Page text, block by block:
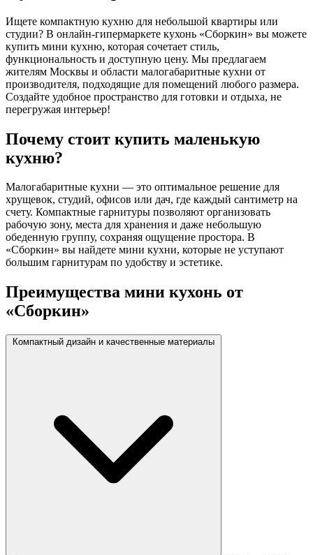
Ищете компактную кухню для небольшой квартиры или
студии? В онлайн-гипермаркете кухонь «Сборкин» вы можете
купить мини кухню, которая сочетает стиль,
функциональность и доступную цену. Мы предлагаем
жителям Москвы и области малогабаритные кухни от
производителя, подходящие для помещений любого размера.
Создайте удобное пространство для готовки и отдыха, не
перегружая интерьер!
Почему стоит купить маленькую
кухню?
Малогабаритные кухни — это оптимальное решение для
хрущевок, студий, офисов или дач, где каждый сантиметр на
счету. Компактные гарнитуры позволяют организовать
рабочую зону, места для хранения и даже небольшую
обеденную группу, сохраняя ощущение простора. В
«Сборкин» вы найдете мини кухни, которые не уступают
большим гарнитурам по удобству и эстетике.
Преимущества мини кухонь от
«Сборкин»
Компактный дизайн и качественные материалы